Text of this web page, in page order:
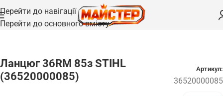
Перейти до навігації
Перейти до основного вмісту
Головна /Ланцюги
Ланцюг 36RM 85з STIHL
(36520000085)
Артикул:
36520000085